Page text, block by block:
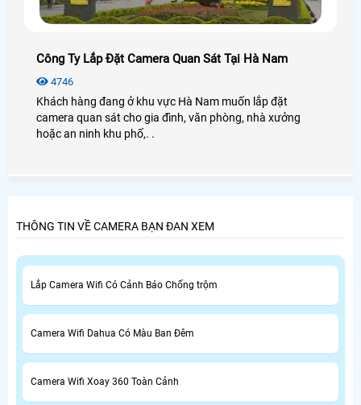
Công Ty Lắp Đặt Camera Quan Sát Tại Hà Nam
4746
Khách hàng đang ở khu vực Hà Nam muốn lắp đặt
camera quan sát cho gia đình, văn phòng, nhà xưởng
hoặc an ninh khu phố,. .
THÔNG TIN VỀ CAMERA BẠN ĐAN XEM
Lắp Camera Wifi Có Cảnh Báo Chống trộm
Camera Wifi Dahua Có Màu Ban Đêm
Camera Wifi Xoay 360 Toàn Cảnh